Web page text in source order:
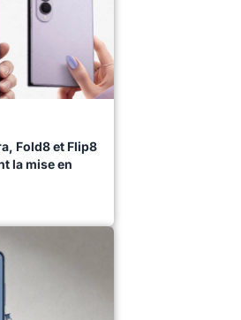
Fold8 et Flip8
la mise en